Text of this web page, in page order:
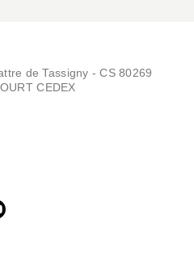
de Tassigny - CS 80269
CEDEX